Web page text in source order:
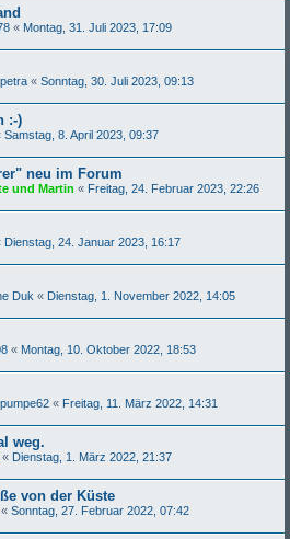
« Montag, 31. Juli 2023, 17:09
« Sonntag, 30. Juli 2023, 09:13
:-)
Samstag, 8. April 2023, 09:37
neu im Forum
und Martin « Freitag, 24. Februar 2023, 22:26
Dienstag, 24. Januar 2023, 16:17
Duk « Dienstag, 1. November 2022, 14:05
« Montag, 10. Oktober 2022, 18:53
« Freitag, 11. März 2022, 14:31
weg.
« Dienstag, 1. März 2022, 21:37
von der Küste
« Sonntag, 27. Februar 2022, 07:42